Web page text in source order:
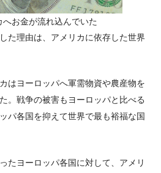
お金が流れ込んでいた
た理由は、アメリカに依存した世界
はヨーロッパへ軍需物資や農産物を
。戦争の被害もヨーロッパと比べる
パ各国を抑えて世界で最も裕福な国
たヨーロッパ各国に対して、アメリ